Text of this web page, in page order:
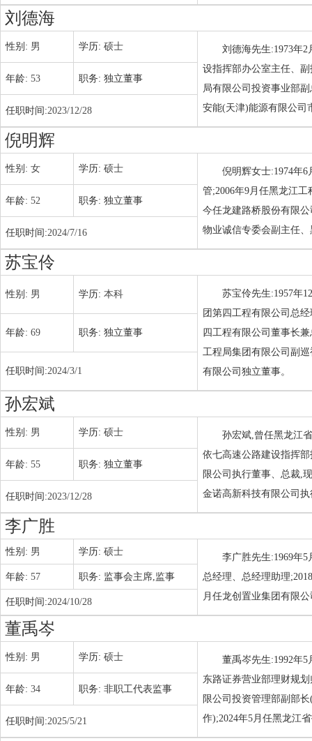
刘德海
性别: 男 学历: 硕士
刘德海先生:1973年
设指挥部办公室主任、
局有限公司投资事业部
安能(天津)能源有限公司
年龄: 53 职务: 独立董事
任职时间:2023/12/28
倪明辉
性别: 女 学历: 硕士
倪明辉女士:1974年
管;2006年9月任黑龙江
今任龙建路桥股份有限
物业诚信专委会副主任
年龄: 52 职务: 独立董事
任职时间:2024/7/16
苏宝伶
性别: 男 学历: 本科
苏宝伶先生:1957年
团第四工程有限公司总
四工程有限公司董事长
工程局集团有限公司副
有限公司独立董事。
年龄: 69 职务: 独立董事
任职时间:2024/3/1
孙宏斌
性别: 男 学历: 硕士
孙宏斌,曾任黑龙江
依七高速公路建设指挥
限公司执行董事、总裁,
金诺高新科技有限公司
年龄: 55 职务: 独立董事
任职时间:2023/12/28
李广胜
性别: 男 学历: 硕士
李广胜先生:1969年
总经理、总经理助理
月任龙创置业集团有限
年龄: 57 职务: 监事会主席,监事
任职时间:2024/10/28
董禹岑
性别: 男 学历: 硕士
董禹岑先生:1992年
东路证券营业部理财规
限公司投资管理部副部
作);2024年5月任黑龙江
年龄: 34 职务: 非职工代表监事
任职时间:2025/5/21